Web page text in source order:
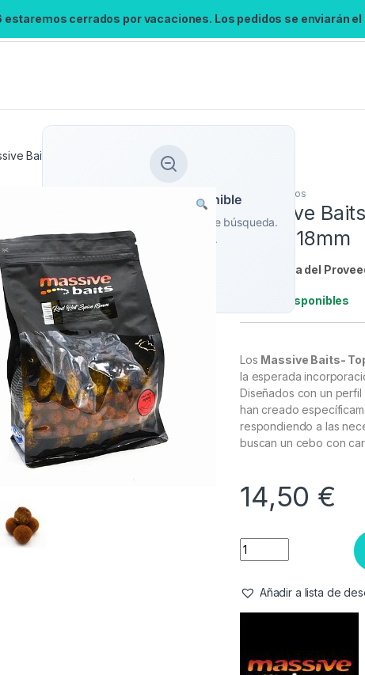
estaremos cerrados por vacaciones. Los pedidos se enviarán el
Búsqueda no disponible
No se pudo cargar el widget de búsqueda.
Inténtalo de nuevo.
Reintentar
Baits- Top Shelf Boilies Red Hot Spice 18mm
Cebos
Massive
Spice 18mm
Referencia del
2 disponibles
Los Massive Baits-
la esperada
Diseñados con un
han creado
respondiendo a las
buscan un cebo con
14,50 €
Añadir a lista de